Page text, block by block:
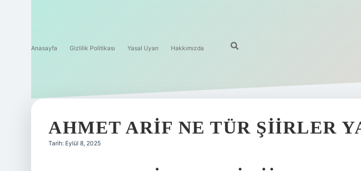
Anasayfa Gizlilik Politikası Yasal Uyarı Hakkımızda
AHMET ARIF NE TÜR ŞIIRLER
Tarih: Eylül 8, 2025